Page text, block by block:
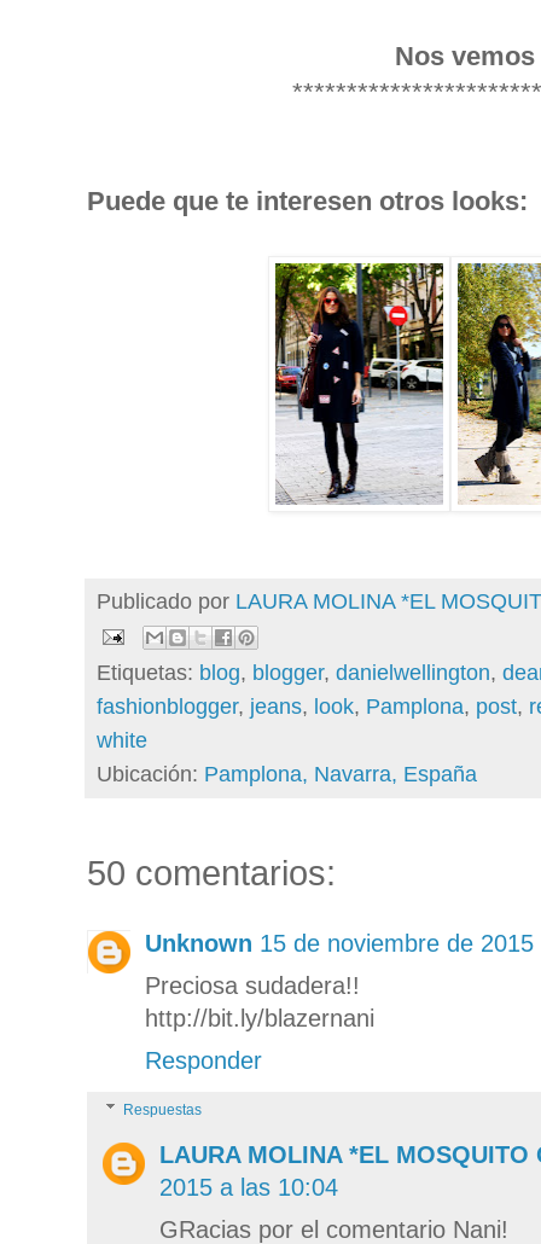
Nos
Puede que te interesen otros looks:
Publicado por LAURA MOLINA *EL
Etiquetas: blog, blogger, danielwellington,
fashionblogger, jeans, look, Pamplona, post,
white
Ubicación: Pamplona, Navarra, España
50 comentarios:
Unknown 15 de noviembre de
Preciosa sudadera!!
http://bit.ly/blazernani
Responder
Respuestas
LAURA MOLINA *EL MOSQUITO
2015 a las 10:04
GRacias por el comentario Nani!